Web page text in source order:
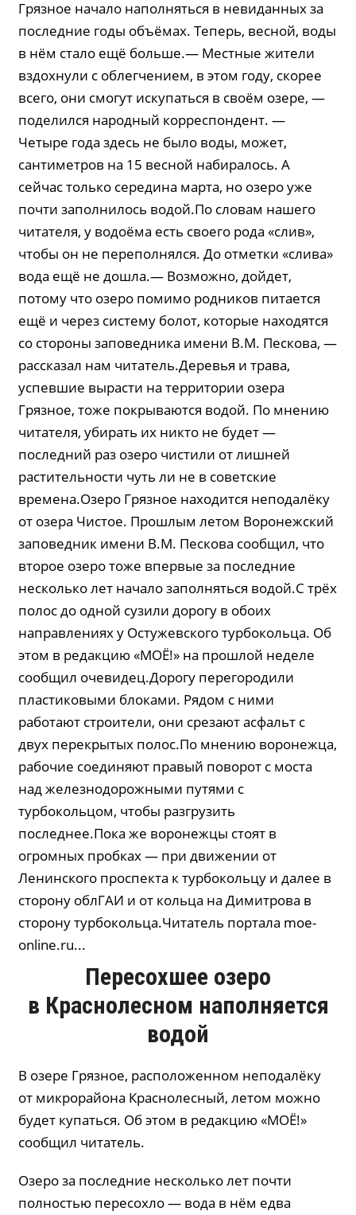
Грязное начало наполняться в невиданных за
последние годы объёмах. Теперь, весной, воды
в нём стало ещё больше.— Местные жители
вздохнули с облегчением, в этом году, скорее
всего, они смогут искупаться в своём озере, —
поделился народный корреспондент. —
Четыре года здесь не было воды, может,
сантиметров на 15 весной набиралось. А
сейчас только середина марта, но озеро уже
почти заполнилось водой.По словам нашего
читателя, у водоёма есть своего рода «слив»,
чтобы он не переполнялся. До отметки «слива»
вода ещё не дошла.— Возможно, дойдет,
потому что озеро помимо родников питается
ещё и через систему болот, которые находятся
со стороны заповедника имени В.М. Пескова, —
рассказал нам читатель.Деревья и трава,
успевшие вырасти на территории озера
Грязное, тоже покрываются водой. По мнению
читателя, убирать их никто не будет —
последний раз озеро чистили от лишней
растительности чуть ли не в советские
времена.Озеро Грязное находится неподалёку
от озера Чистое. Прошлым летом Воронежский
заповедник имени В.М. Пескова сообщил, что
второе озеро тоже впервые за последние
несколько лет начало заполняться водой.С трёх
полос до одной сузили дорогу в обоих
направлениях у Остужевского турбокольца. Об
этом в редакцию «МОЁ!» на прошлой неделе
сообщил очевидец.Дорогу перегородили
пластиковыми блоками. Рядом с ними
работают строители, они срезают асфальт с
двух перекрытых полос.По мнению воронежца,
рабочие соединяют правый поворот с моста
над железнодорожными путями с
турбокольцом, чтобы разгрузить
последнее.Пока же воронежцы стоят в
огромных пробках — при движении от
Ленинского проспекта к турбокольцу и далее в
сторону облГАИ и от кольца на Димитрова в
сторону турбокольца.Читатель портала moe-
online.ru...
Пересохшее озеро
в Краснолесном наполняется
водой
В озере Грязное, расположенном неподалёку
от микрорайона Краснолесный, летом можно
будет купаться. Об этом в редакцию «МОЁ!»
сообщил читатель.
Озеро за последние несколько лет почти
полностью пересохло — вода в нём едва